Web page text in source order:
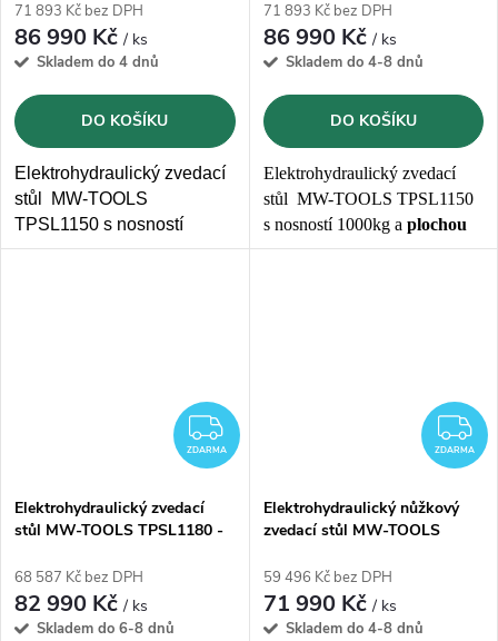
71 893 Kč bez DPH
86 990 Kč/ ks
Skladem do 4 dnů
DO KOŠÍKU
Elektrohydraulický zvedací
stůl MW-TOOLS
TPSL1150 s nosností
1000kg aplochou stolu
71 893 Kč bez DPH
86 990 Kč/ ks
Skladem do 4-8 dnů
DO KOŠÍKU
Elektrohydraulický zvedací
stůl MW-TOOLS TPSL1150
s nosností 1000kg a plochou
stolu do U 1450 x 1140 mm
ZDARMA
ZDARMA
Elektrohydraulický zvedací
stůl MW-TOOLS TPSL1180 -
68 587 Kč bez DPH
82 990 Kč/ ks
Skladem do 6-8 dnů
ZDARMA
Elektrohydraulický nůžkový
zvedací stůl MW-TOOLS
59 496 Kč bez DPH
71 990 Kč/ ks
Skladem do 4-8 dnů